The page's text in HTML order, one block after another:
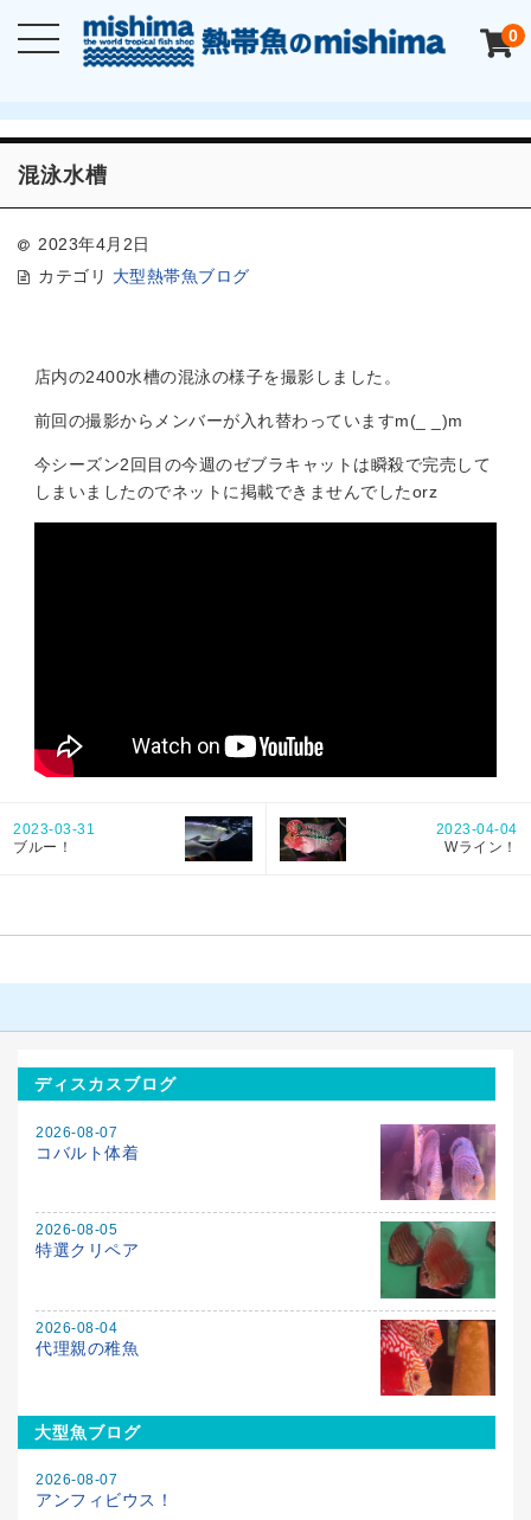
0
混泳水槽
2023年4月2日
カテゴリ 大型熱帯魚ブログ
店内の2400水槽の混泳の様子を撮影しました。
前回の撮影からメンバーが入れ替わっていますm(_ _)m
今シーズン2回目の今週のゼブラキャットは瞬殺で完売して
しまいましたのでネットに掲載できませんでしたorz
2023-03-31
ブルー！
2023-04-04
Wライン！
ディスカスブログ
2026-08-07
コバルト体着
2026-08-05
特選クリペア
2026-08-04
代理親の稚魚
大型魚ブログ
2026-08-07
アンフィビウス！